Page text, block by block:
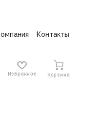
Контакты
Избранное Корзина